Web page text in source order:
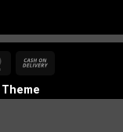
MasterCard
Delivery